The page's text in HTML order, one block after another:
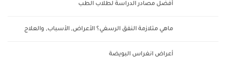
أفضل مصادر الدراسة لطلاب الطب
ماهي متلازمة النفق الرسغي؟ الأعراض, الأسباب, والعلاج
أعراض انغراس البويضة